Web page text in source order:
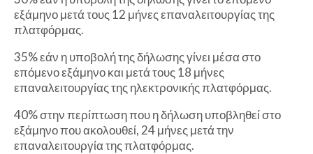
εξάμηνο μετά τους 12 μήνες επαναλειτουργίας της
πλατφόρμας.
35% εάν η υποβολή της δήλωσης γίνει μέσα στο
επόμενο εξάμηνο και μετά τους 18 μήνες
επαναλειτουργίας της ηλεκτρονικής πλατφόρμας.
40% στην περίπτωση που η δήλωση υποβληθεί στο
εξάμηνο που ακολουθεί, 24 μήνες μετά την
επαναλειτουργία της πλατφόρμας.